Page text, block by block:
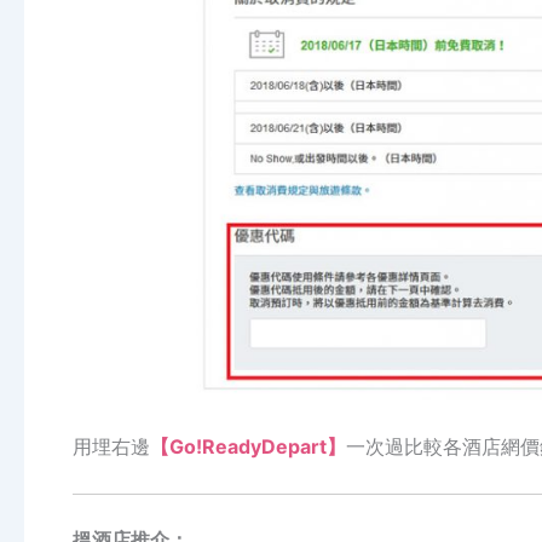
用埋右邊 【Go!ReadyDepart】 一次過比較各酒店網